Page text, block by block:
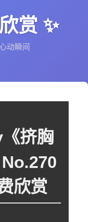
赏 ✨
动瞬间
挤胸
欣赏